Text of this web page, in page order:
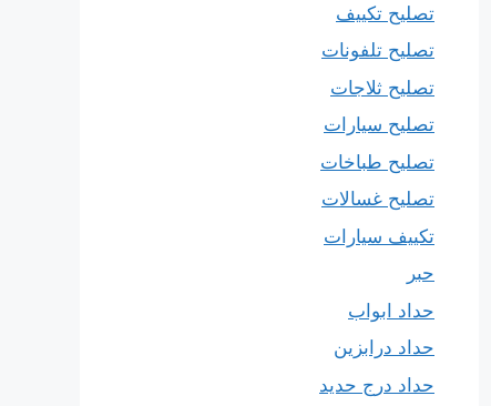
تصليح تكييف
تصليح تلفونات
تصليح ثلاجات
تصليح سيارات
تصليح طباخات
تصليح غسالات
تكييف سيارات
حبر
حداد ابواب
حداد درابزين
حداد درج حديد